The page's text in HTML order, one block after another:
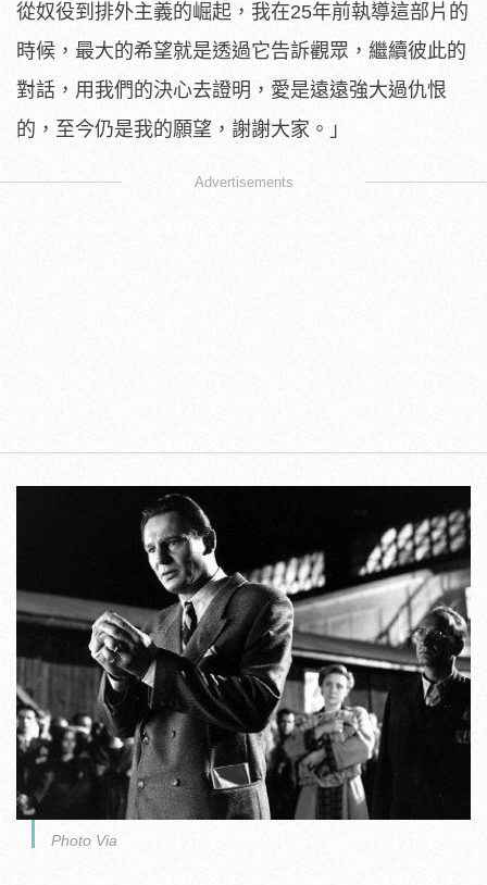
從奴役到排外主義的崛起，我在25年前執導這部片的
時候，最大的希望就是透過它告訴觀眾，繼續彼此的
對話，用我們的決心去證明，愛是遠遠強大過仇恨
的，至今仍是我的願望，謝謝大家。」
Advertisements
Photo Via